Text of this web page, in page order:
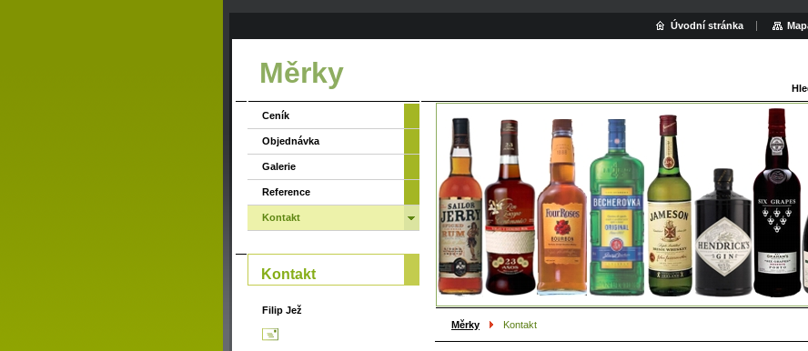
Měrky
Měrky Kontakt
Ceník
Objednávka
Galerie
Reference
Kontakt
Kontakt
Filip Jež
Úvodní stránka